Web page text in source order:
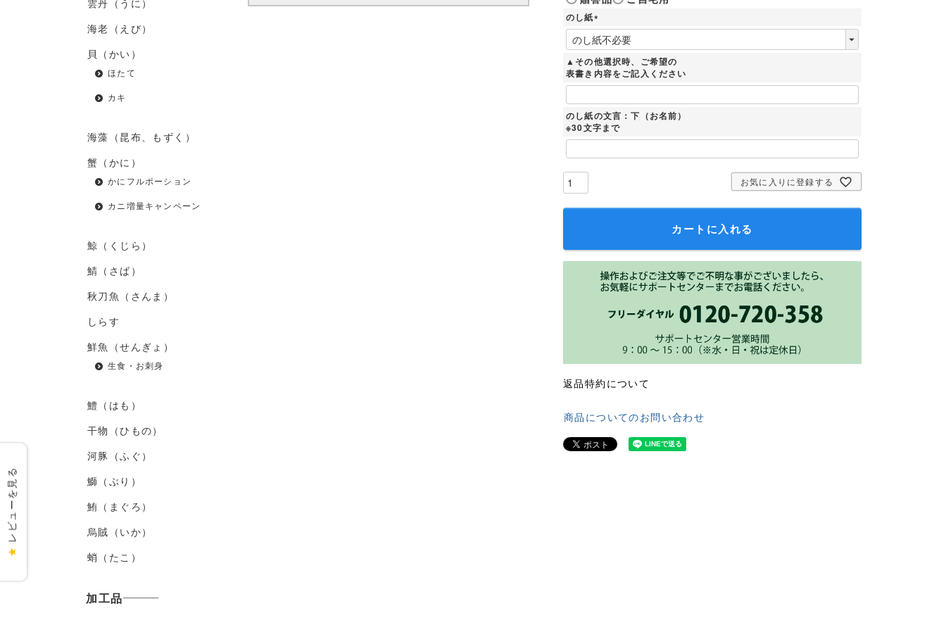
雲丹（うに）
海老（えび）
貝（かい）
ほたて
カキ
海藻（昆布、もずく）
蟹（かに）
かにフルポーション
カニ増量キャンペーン
鯨（くじら）
鯖（さば）
秋刀魚（さんま）
しらす
鮮魚（せんぎょ）
生食・お刺身
鱧（はも）
干物（ひもの）
河豚（ふぐ）
鰤（ぶり）
鮪（まぐろ）
烏賊（いか）
蛸（たこ）
加工品
必
)
のし紙
(
必
須
)
▲その他選択時、ご希望の
表書き内容をご記入ください
のし紙の文言：下（お名前）
※30文字まで
お気に入りに登録する
カートに入れる
返品特約について
商品についてのお問い合わせ
★
レビューを見る